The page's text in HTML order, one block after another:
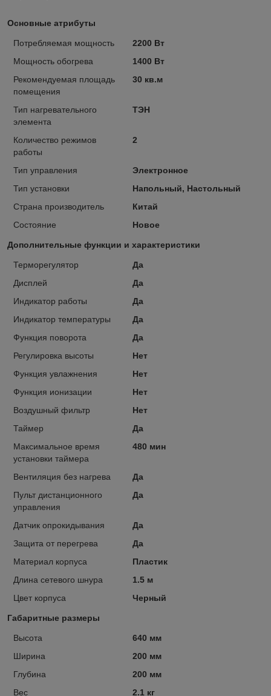
Основные атрибуты
Потребляемая мощность
2200 Вт
Мощность обогрева
1400 Вт
Рекомендуемая площадь
помещения
30 кв.м
Тип нагревательного
элемента
ТЭН
Количество режимов
работы
2
Тип управления
Электронное
Тип установки
Напольный, Настольный
Страна производитель
Китай
Состояние
Новое
Дополнительные функции и характеристики
Терморегулятор
Да
Дисплей
Да
Индикатор работы
Да
Индикатор температуры
Да
Функция поворота
Да
Регулировка высоты
Нет
Функция увлажнения
Нет
Функция ионизации
Нет
Воздушный фильтр
Нет
Таймер
Да
Максимальное время
установки таймера
480 мин
Вентиляция без нагрева
Да
Пульт дистанционного
управления
Да
Датчик опрокидывания
Да
Защита от перегрева
Да
Материал корпуса
Пластик
Длина сетевого шнура
1.5 м
Цвет корпуса
Черный
Габаритные размеры
Высота
640 мм
Ширина
200 мм
Глубина
200 мм
Вес
2.1 кг